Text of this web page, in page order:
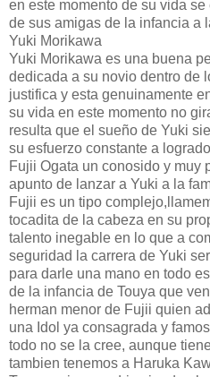
en este momento de su vida
de sus amigas de la infancia a
Yuki Morikawa
Yuki Morikawa es una buena
dedicada a su novio dentro de
justifica y esta genuinamente
su vida en este momento no
resulta que el sueño de Yuki
su esfuerzo constante a
Fujii Ogata un conosido y muy
apunto de lanzar a Yuki a la
Fujii es un tipo
tocadita de la cabeza en su
talento inegable en lo que a
seguridad la carrera de Yuki
para darle una mano en todo
de la infancia de Touya que
herman menor de Fujii quien
una Idol ya consagrada y
todo no se la cree, aunque
tambien tenemos a Haruka